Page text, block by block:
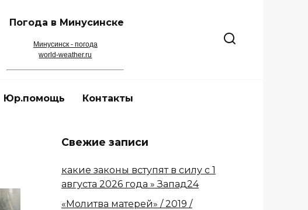
Погода в Минусинске
Минусинск - погода
world-weather.ru
Юр.помощь Контакты
Свежие записи
какие законы вступят в силу с 1
августа 2026 года » Запад24
«Молитва матерей» / 2019 /